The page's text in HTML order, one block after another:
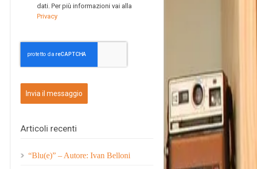
dati. Per più informazioni vai alla
Privacy
Invia il messaggio
Articoli recenti
“Blu(e)” – Autore: Ivan Belloni